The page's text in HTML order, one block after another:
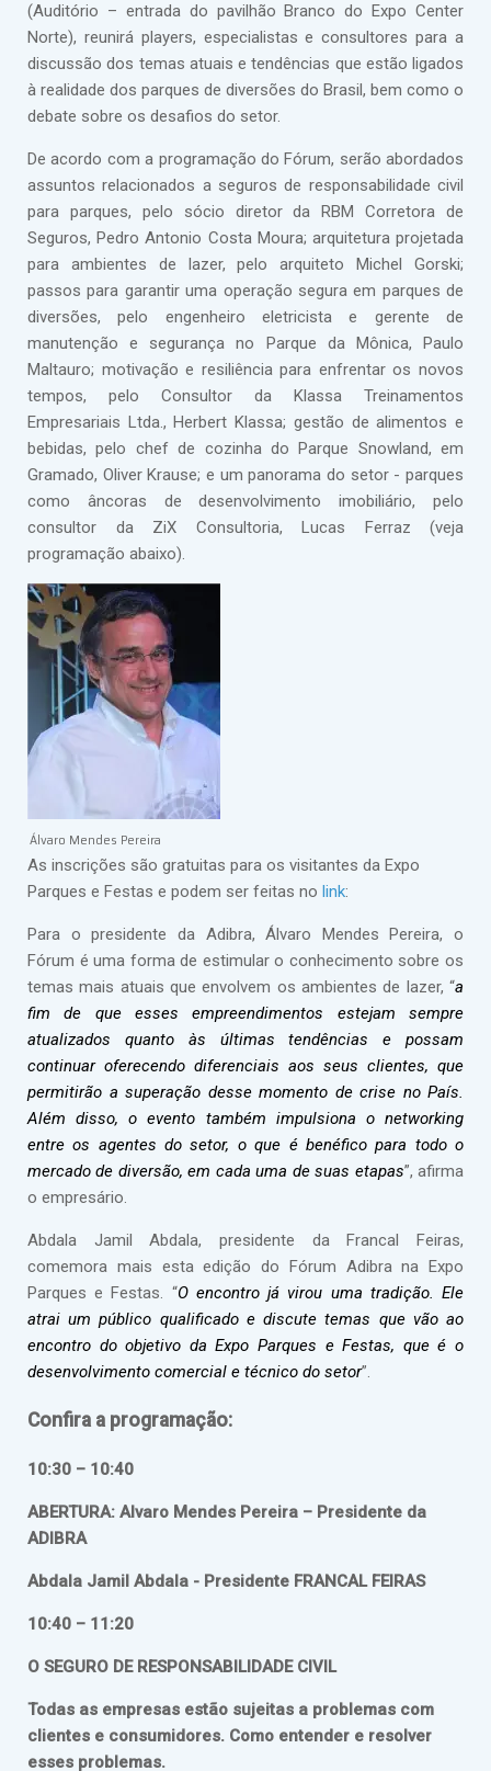
(Auditório – entrada do pavilhão Branco do Expo Center
Norte), reunirá players, especialistas e consultores para a
discussão dos temas atuais e tendências que estão ligados
à realidade dos parques de diversões do Brasil, bem como o
debate sobre os desafios do setor.
De acordo com a programação do Fórum, serão abordados
assuntos relacionados a seguros de responsabilidade civil
para parques, pelo sócio diretor da RBM Corretora de
Seguros, Pedro Antonio Costa Moura; arquitetura projetada
para ambientes de lazer, pelo arquiteto Michel Gorski;
passos para garantir uma operação segura em parques de
diversões, pelo engenheiro eletricista e gerente de
manutenção e segurança no Parque da Mônica, Paulo
Maltauro; motivação e resiliência para enfrentar os novos
tempos, pelo Consultor da Klassa Treinamentos
Empresariais Ltda., Herbert Klassa; gestão de alimentos e
bebidas, pelo chef de cozinha do Parque Snowland, em
Gramado, Oliver Krause; e um panorama do setor - parques
como âncoras de desenvolvimento imobiliário, pelo
consultor da ZiX Consultoria, Lucas Ferraz (veja
programação abaixo).
Álvaro Mendes Pereira
As inscrições são gratuitas para os visitantes da Expo
Parques e Festas e podem ser feitas no link:
Para o presidente da Adibra, Álvaro Mendes Pereira, o
Fórum é uma forma de estimular o conhecimento sobre os
temas mais atuais que envolvem os ambientes de lazer, “a
fim de que esses empreendimentos estejam sempre
atualizados quanto às últimas tendências e possam
continuar oferecendo diferenciais aos seus clientes, que
permitirão a superação desse momento de crise no País.
Além disso, o evento também impulsiona o networking
entre os agentes do setor, o que é benéfico para todo o
mercado de diversão, em cada uma de suas etapas”, afirma
o empresário.
Abdala Jamil Abdala, presidente da Francal Feiras,
comemora mais esta edição do Fórum Adibra na Expo
Parques e Festas. “O encontro já virou uma tradição. Ele
atrai um público qualificado e discute temas que vão ao
encontro do objetivo da Expo Parques e Festas, que é o
desenvolvimento comercial e técnico do setor”.
Confira a programação:
10:30 – 10:40
ABERTURA: Alvaro Mendes Pereira – Presidente da
ADIBRA
Abdala Jamil Abdala - Presidente FRANCAL FEIRAS
10:40 – 11:20
O SEGURO DE RESPONSABILIDADE CIVIL
Todas as empresas estão sujeitas a problemas com
clientes e consumidores. Como entender e resolver
esses problemas.